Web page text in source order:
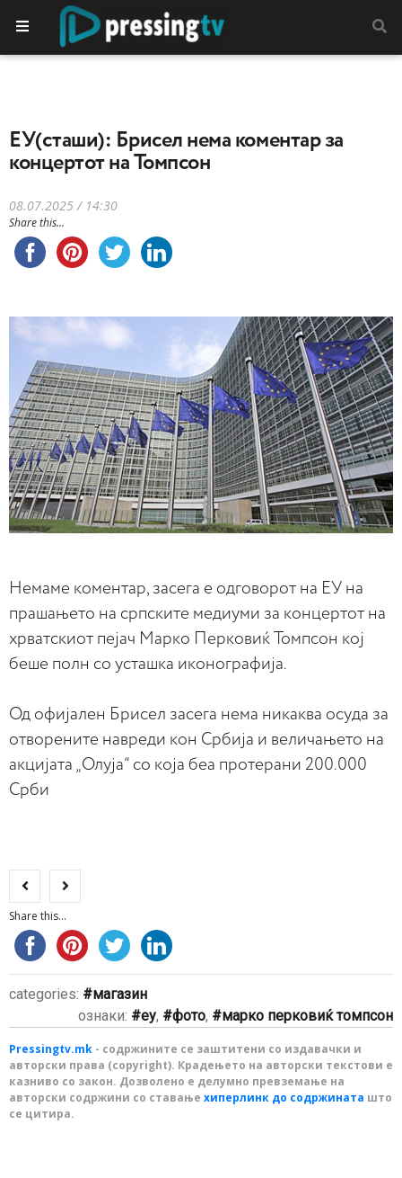
EУ(сташи): Брисел нема коментар за
концертот на Томпсон
08.07.2025 / 14:30
Share this...
Немаме коментар, засега е одговорот на ЕУ на
прашањето на српските медиуми за концертот на
хрватскиот пејач Марко Пeрковиќ Томпсон кој
беше полн со усташка иконографија.
Од офијален Брисел засега нема никаква осуда за
отворените навреди кон Србија и величањето на
акцијата „Олуја“ со која беа протерани 200.000
Срби
Share this...
categories:
магазин
ознаки:
еу, фото, марко перковиќ томпсон
Pressingtv.mk - содржините се заштитени со издавачки и
авторски права (copyright). Крадењето на авторски текстови е
казниво со закон. Дозволено е делумно превземање на
авторски содржини со ставање хиперлинк до содржината што
се цитира.